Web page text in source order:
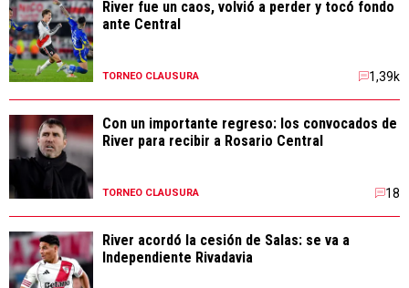
River fue un caos, volvió a perder y tocó fondo
ante Central
TORNEO CLAUSURA 1,39k
Con un importante regreso: los convocados de
River para recibir a Rosario Central
TORNEO CLAUSURA 18
River acordó la cesión de Salas: se va a
Independiente Rivadavia